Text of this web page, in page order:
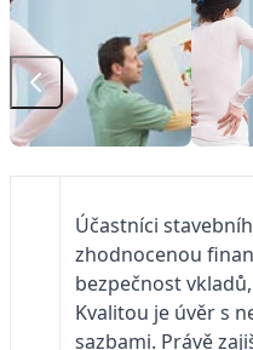
Účastníci
zhodnocenou
bezpečnost
Kvalitou je úvěr s
sazbami. Právě